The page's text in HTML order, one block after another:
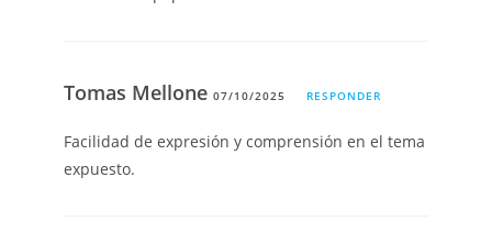
Tomas Mellone07/10/2025 RESPONDER
Facilidad de expresión y comprensión en el tema
expuesto.